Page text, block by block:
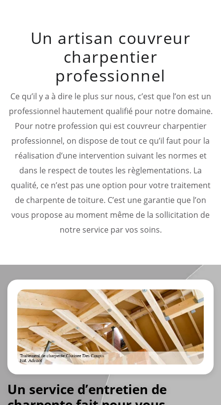
Un artisan couvreur
charpentier
professionnel
Ce qu’il y a à dire le plus sur nous, c’est que l’on est un
professionnel hautement qualifié pour notre domaine.
Pour notre profession qui est couvreur charpentier
professionnel, on dispose de tout ce qu’il faut pour la
réalisation d’une intervention suivant les normes et
dans le respect de toutes les règlementations. La
qualité, ce n’est pas une option pour votre traitement
de charpente de toiture. C’est une garantie que l’on
vous propose au moment même de la sollicitation de
notre service par vos soins.
Un service d’entretien de